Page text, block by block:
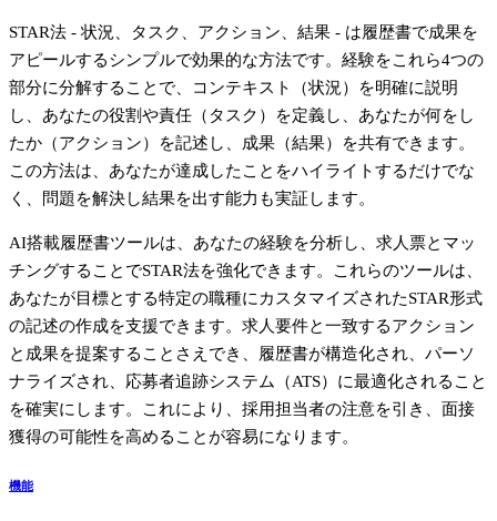
STAR法 - 状況、タスク、アクション、結果 - は履歴書で成果を
アピールするシンプルで効果的な方法です。経験をこれら4つの
部分に分解することで、コンテキスト（状況）を明確に説明
し、あなたの役割や責任（タスク）を定義し、あなたが何をし
たか（アクション）を記述し、成果（結果）を共有できます。
この方法は、あなたが達成したことをハイライトするだけでな
く、問題を解決し結果を出す能力も実証します。
AI搭載履歴書ツールは、あなたの経験を分析し、求人票とマッ
チングすることでSTAR法を強化できます。これらのツールは、
あなたが目標とする特定の職種にカスタマイズされたSTAR形式
の記述の作成を支援できます。求人要件と一致するアクション
と成果を提案することさえでき、履歴書が構造化され、パーソ
ナライズされ、応募者追跡システム（ATS）に最適化される こと
を確実にします。これにより、採用担当者の注意を引き、面接
獲得の可能性を高めることが容易になります。
機能